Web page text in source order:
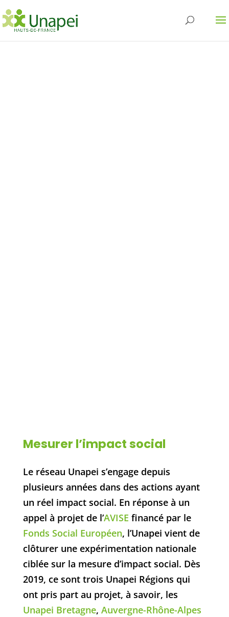
Mesurer l’impact social
Le réseau Unapei s’engage depuis
plusieurs années dans des actions ayant
un réel impact social. En réponse à un
appel à projet de l’AVISE financé par le
Fonds Social Européen, l’Unapei vient de
clôturer une expérimentation nationale
ciblée sur la mesure d’impact social. Dès
2019, ce sont trois Unapei Régions qui
ont pris part au projet, à savoir, les
Unapei Bretagne, Auvergne-Rhône-Alpes